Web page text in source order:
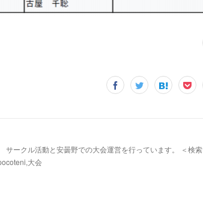
ークル活動と安曇野での大会運営を行っています。 ＜検索
大会